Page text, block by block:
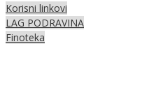
Korisni linkovi
LAG PODRAVINA
Finoteka